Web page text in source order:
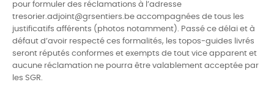
pour formuler des réclamations à l’adresse
tresorier.adjoint@grsentiers.be accompagnées de tous les
justificatifs afférents (photos notamment). Passé ce délai et à
défaut d’avoir respecté ces formalités, les topos-guides livrés
seront réputés conformes et exempts de tout vice apparent et
aucune réclamation ne pourra être valablement acceptée par
les SGR.